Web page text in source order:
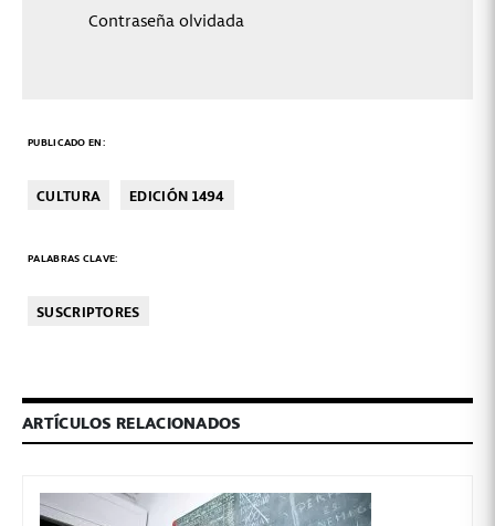
Contraseña olvidada
PUBLICADO EN:
CULTURA EDICIÓN 1494
PALABRAS CLAVE:
SUSCRIPTORES
ARTÍCULOS RELACIONADOS